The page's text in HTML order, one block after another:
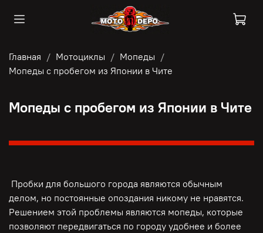
Главная Мотоциклы
Мопеды
Мопеды с пробегом из Японии в Чите
Мопеды с пробегом из Японии в Чите
Пробки для большого города являются обычным
делом, но постоянные опоздания никому не нравятся.
Решением этой проблемы являются мопеды, которые
позволяют передвигаться по городу удобнее и более